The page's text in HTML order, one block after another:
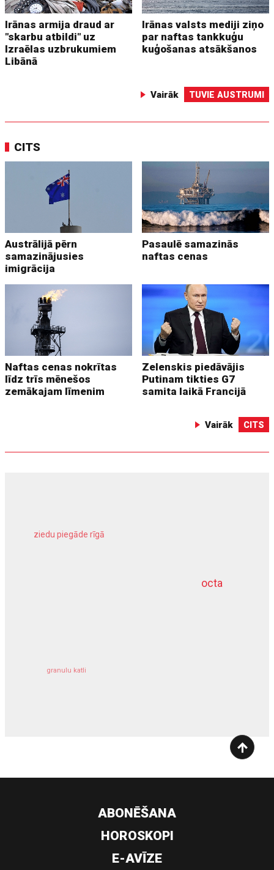
Irānas armija draud ar
"skarbu atbildi" uz
Izraēlas uzbrukumiem
Libānā
Irānas valsts mediji ziņo
par naftas tankkuģu
kuģošanas atsākšanos
Vairāk TUVIE AUSTRUMI
CITS
Austrālijā pērn
samazinājusies
imigrācija
Pasaulē samazinās
naftas cenas
Naftas cenas nokrītas
līdz trīs mēnešos
zemākajam līmenim
Zelenskis piedāvājis
Putinam tikties G7
samita laikā Francijā
Vairāk CITS
octa
ziedu piegāde rīgā
granulu katli
dziļurbums
ABONĒŠANA
HOROSKOPI
E-AVĪZE